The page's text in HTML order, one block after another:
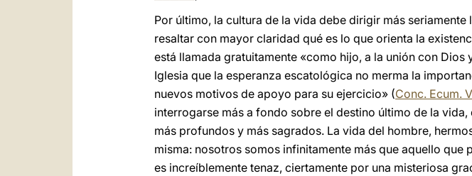
Por último, la cultura de la vida debe dirigir más
resaltar con mayor claridad qué es lo que orienta la
está llamada gratuitamente «como hijo, a la unión con
Iglesia que la esperanza escatológica no merma la
nuevos motivos de apoyo para su ejercicio» (Conc. Ecum.
interrogarse más a fondo sobre el destino último de la
más profundos y más sagrados. La vida del hombre,
misma: nosotros somos infinitamente más que aquello
es increíblemente tenaz, ciertamente por una misteriosa